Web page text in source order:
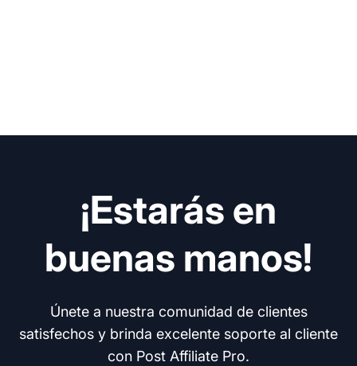
¡Estarás en
buenas manos!
Únete a nuestra comunidad de clientes
satisfechos y brinda excelente soporte al cliente
con Post Affiliate Pro.